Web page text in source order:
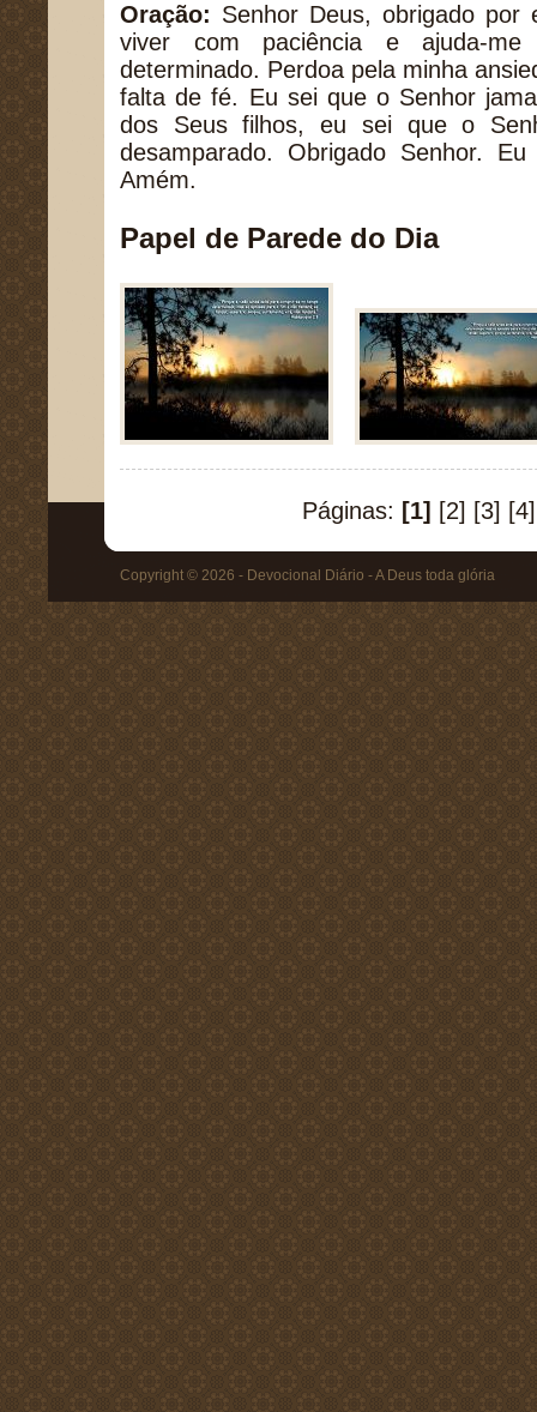
Oração: Senhor Deus, obrigado por
viver com paciência e ajuda-
determinado. Perdoa pela minha
falta de fé. Eu sei que o Senhor
dos Seus filhos, eu sei que o
desamparado. Obrigado Senhor.
Amém.
Papel de Parede do Dia
Páginas: [1] [2] [3] [4]
Copyright © 2026 - Devocional Diário - A Deus toda glória